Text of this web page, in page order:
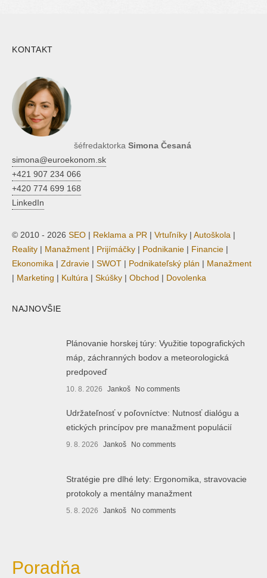
KONTAKT
šéfredaktorka Simona Česaná
simona@euroekonom.sk
+421 907 234 066
+420 774 699 168
LinkedIn
© 2010 - 2026 SEO | Reklama a PR | Vrtuľníky | Autoškola |
Reality | Manažment | Prijímáčky | Podnikanie | Financie |
Ekonomika | Zdravie | SWOT | Podnikateľský plán | Manažment
| Marketing | Kultúra | Skúšky | Obchod | Dovolenka
NAJNOVŠIE
Plánovanie horskej túry: Využitie topografických
máp, záchranných bodov a meteorologická
predpoveď
10. 8. 2026 Jankoš No comments
Udržateľnosť v poľovníctve: Nutnosť dialógu a
etických princípov pre manažment populácií
9. 8. 2026 Jankoš No comments
Stratégie pre dlhé lety: Ergonomika, stravovacie
protokoly a mentálny manažment
5. 8. 2026 Jankoš No comments
Poradňa